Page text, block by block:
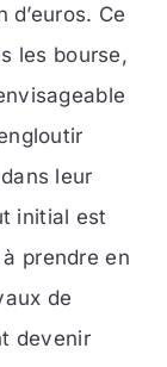
Ce
les bourse,
leur
initial est
prendre en
de
devenir